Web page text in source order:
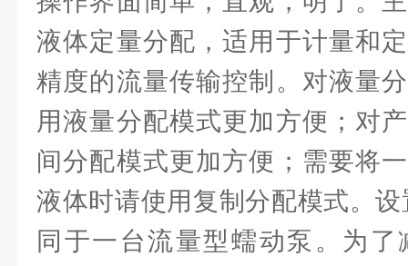
液体定量分配，适用于计量和
精度的流量传输控制。对液量
用液量分配模式更加方便；对
间分配模式更加方便；需要将
液体时请使用复制分配模式。
同于一台流量型蠕动泵。为